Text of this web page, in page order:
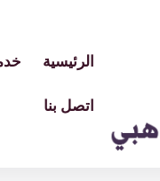
الرئيسية
اتصل بنا